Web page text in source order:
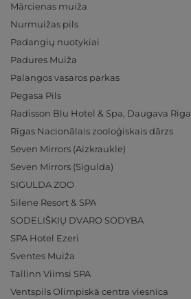
Mārcienas muiža
Nurmuižas pils
Padangių nuotykiai
Padures Muiža
Palangos vasaros parkas
Pegasa Pils
Radisson Blu Hotel & Spa, Daugava Riga
Rīgas Nacionālais zooloģiskais dārzs
Seven Mirrors (Aizkraukle)
Seven Mirrors (Sigulda)
SIGULDA ZOO
Silene Resort & SPA
SODELIŠKIŲ DVARO SODYBA
SPA Hotel Ezeri
Sventes Muiža
Tallinn Viimsi SPA
Ventspils Olimpiskā centra viesnīca